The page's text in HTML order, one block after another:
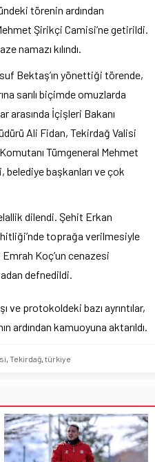
törenin ardından
Şirikçi Camisi’ne getirildi.
namazı kılındı.
Bektaş’ın yönettiği törende,
sarılı biçimde omuzlarda
arasında İçişleri Bakanı
Ali Fidan, Tekirdağ Valisi
Tümgeneral Mehmet
başkanları ve çok
dilendi. Şehit Erkan
toprağa verilmesiyle
Koç’un cenazesi
defnedildi.
ve protokoldeki bazı ayrıntılar,
ardından kamuoyuna aktarıldı.
, Tekirdağ, türkiye